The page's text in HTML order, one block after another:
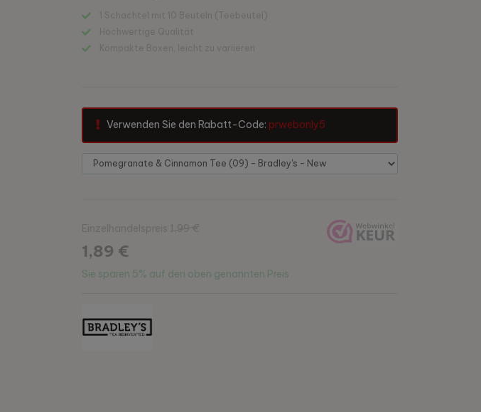
Verwenden Sie den Rabatt-Code: prwebonly5
1,89 €
Sie sparen 5% auf den oben genannten Preis